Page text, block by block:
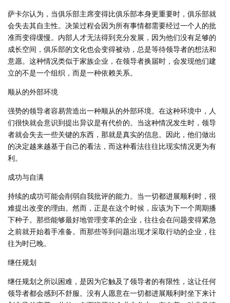
萨卡尔认为，当俱乐部主席变得比俱乐部本身更重要时，俱乐部就
会失去其自主性。决策过程会因为所有事情都需要经过一个人的批
准而变得缓慢。内部人才无法得到充分发展，因为他们没有足够的
成长空间，俱乐部的文化也会变得被动，总是等待领导者的想法和
意愿。这种情况类似于家族企业，在领导者换届时，会发现他们建
立的不是一个组织，而是一种依赖关系。
顺从的外部环境
强势的领导者容易营造出一种顺从的外部环境。在这种环境中，人
们很快就会意识到提出异议是有代价的。当这种情况发生时，领导
者就会失去一些关键的东西，那就是真实的信息。因此，他们做出
的决定越来越基于自己的看法，而这种看法往往比现实情况更为有
利。
成功与自满
持续的成功可能会削弱自我批评的能力。当一切都进展顺利时，很
难提出改变的理由。然而，正是在这个时候，应该为下一个周期播
下种子。那些能够最好地管理变革的企业，往往会在问题变得紧急
之前就开始着手准备。而那些等到问题出现才采取行动的企业，往
往为时已晚。
继任规划
继任规划之所以困难，是因为它触及了领导者的有限性，这让任何
领导者都会感到不舒服。没有人愿意在一切都进展顺利时坐下来计